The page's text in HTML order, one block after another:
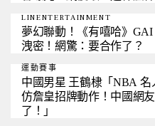
LINENTERTAINMENT
夢幻聯動！《有嘻哈》
洩密！網驚：要合作了？
運動賽事
中國男星 王鶴棣「NBA
仿詹皇招牌動作！中國網
了！」